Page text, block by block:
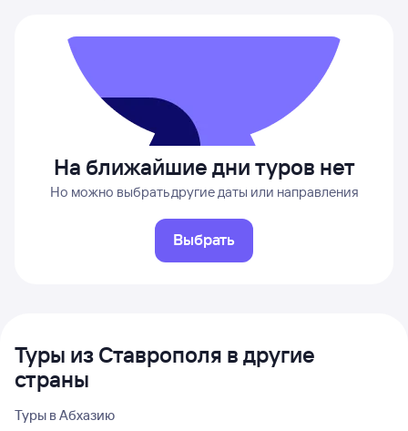
На ближайшие дни туров нет
Но можно выбрать другие даты или направления
Выбрать
Туры из Ставрополя в другие
страны
Туры в Абхазию